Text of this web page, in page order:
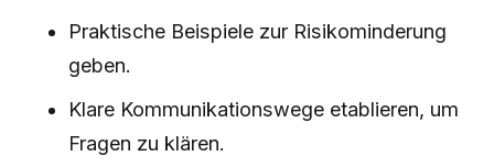
Praktische Beispiele zur Risikominderung
geben.
Klare Kommunikationswege etablieren, um
Fragen zu klären.